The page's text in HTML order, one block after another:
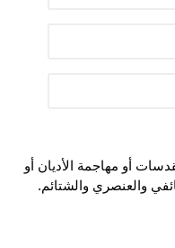
أو مهاجمة الأديان أو
والعنصري والشتائم.